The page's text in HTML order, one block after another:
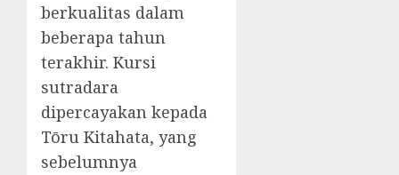
berkualitas dalam
beberapa tahun
terakhir. Kursi
sutradara
dipercayakan kepada
Tōru Kitahata, yang
sebelumnya